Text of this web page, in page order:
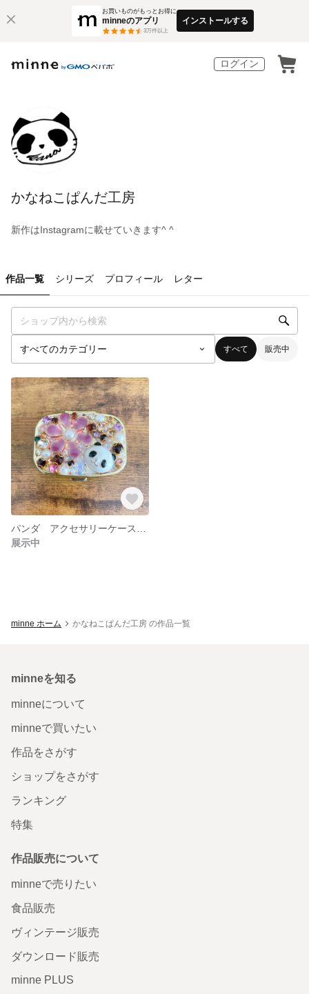
お買いものがもっとお得に
minneのアプリ
3万件以上
インストールする
ログイン
かなねこぱんだ工房
新作はInstagramに載せていきます^ ^
作品一覧 シリーズ プロフィール レター
すべて 販売中
展示中
minne ホーム かなねこぱんだ工房 の作品一覧
minneを知る
minneについて
minneで買いたい
作品をさがす
ショップをさがす
ランキング
特集
作品販売について
minneで売りたい
食品販売
ヴィンテージ販売
ダウンロード販売
minne PLUS